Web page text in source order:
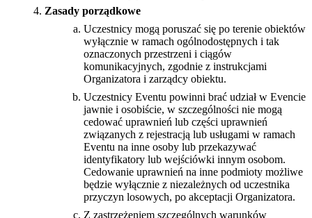
Zasady porządkowe
Uczestnicy mogą poruszać się po terenie obiektów
wyłącznie w ramach ogólnodostępnych i tak
oznaczonych przestrzeni i ciągów
komunikacyjnych, zgodnie z instrukcjami
Organizatora i zarządcy obiektu.
Uczestnicy Eventu powinni brać udział w Evencie
jawnie i osobiście, w szczególności nie mogą
cedować uprawnień lub części uprawnień
związanych z rejestracją lub usługami w ramach
Eventu na inne osoby lub przekazywać
identyfikatory lub wejściówki innym osobom.
Cedowanie uprawnień na inne podmioty możliwe
będzie wyłącznie z niezależnych od uczestnika
przyczyn losowych, po akceptacji Organizatora.
Z zastrzeżeniem szczególnych warunków